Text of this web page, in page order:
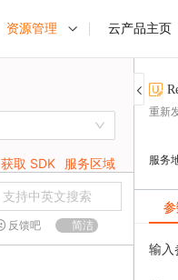
资源管理 云产品主页
获取 SDK 服务区域
反馈吧 简洁
重新
服务
输入